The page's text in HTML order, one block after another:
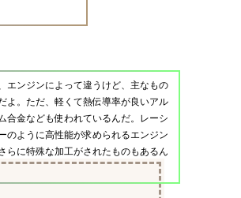
エンジンによって違うけど、主なもの
よ。ただ、軽くて熱伝導率が良いアル
合金なども使われているんだ。レーシ
のように高性能が求められるエンジン
らに特殊な加工がされたものもあるん